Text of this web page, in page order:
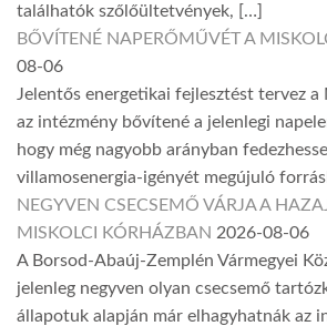
találhatók szőlőültetvények, […]
BŐVÍTENÉ NAPERŐMŰVÉT A
08-06
Jelentős energetikai fejlesztést tervez a
az intézmény bővítené a jelenlegi
hogy még nagyobb arányban
villamosenergia-igényét megújuló
NEGYVEN CSECSEMŐ VÁRJA A
MISKOLCI KÓRHÁZBAN 2026-08-06
A Borsod-Abaúj-Zemplén Vármegyei
jelenleg negyven olyan csecsemő
állapotuk alapján már elhagyhatnák az